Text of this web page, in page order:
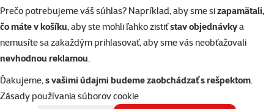
Prečo potrebujeme váš súhlas? Napríklad, aby sme sizapamätali,
čo máte v košíku, aby ste mohli ľahko zistiťstav objednávkya
nemusíte sa zakaždým prihlasovať, aby sme vás neobťažovali
nevhodnou reklamou.
Ďakujeme,s vašimi údajmi budeme zaobchádzať s rešpektom.
Zásady používania súborov cookie
Krmivo Hill´s Prescription Diet
Canine Derm Complete Mini
6kg
Skladom
Hodnotenie